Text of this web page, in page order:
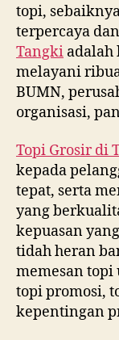
topi,
terpercaya
Tangki adalah
melayani
BUMN,
organisasi,
Topi Grosir di
kepada
tepat, serta
yang
kepuasan
tidah heran
memesan
topi promosi,
kepentingan